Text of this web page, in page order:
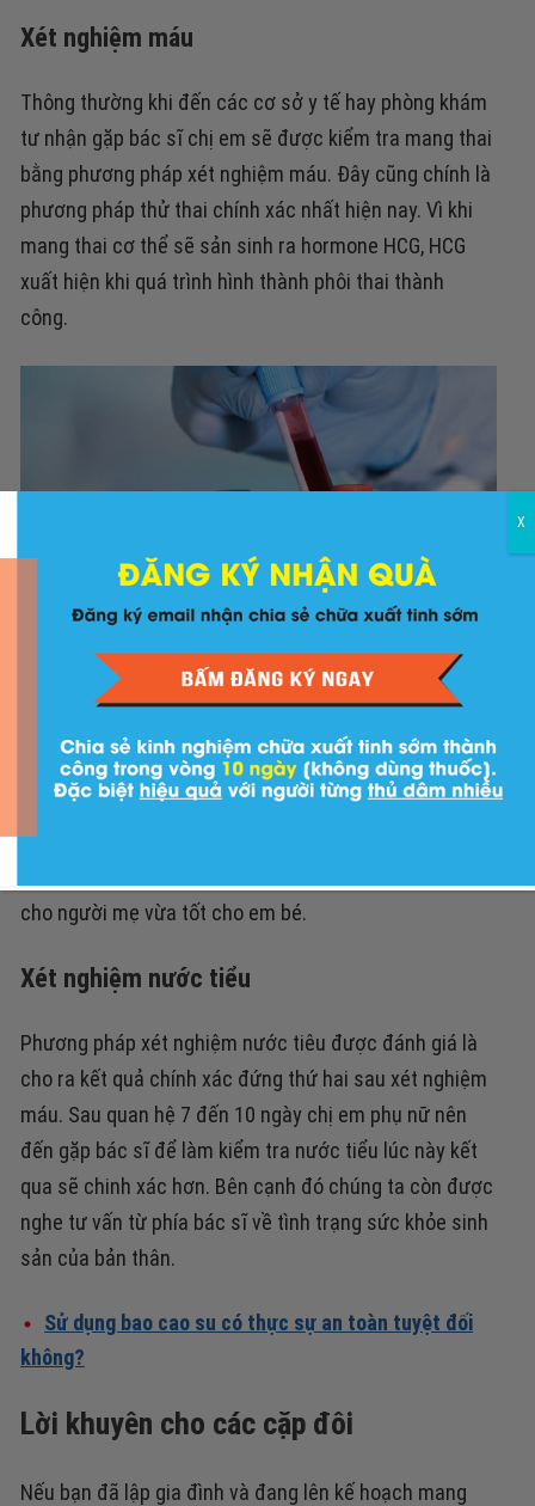
Xét nghiệm máu
Thông thường khi đến các cơ sở y tế hay phòng khám
tư nhận gặp bác sĩ chị em sẽ được kiểm tra mang thai
bằng phương pháp xét nghiệm máu. Đây cũng chính là
phương pháp thử thai chính xác nhất hiện nay. Vì khi
mang thai cơ thể sẽ sản sinh ra hormone HCG, HCG
xuất hiện khi quá trình hình thành phôi thai thành
công.
Xét nghiệm máu là phương pháp có kết quả chính xác nhất
Thông qua quá trình thử máu các bác sĩ có thể kiểm
tra cho mẹ bầu việc mang thai ngoài tử cung, đa thai
hay các trường hợp đặc biệt đối với me bé. Các cặp vợ
cho người mẹ vừa tốt cho em bé.
Xét nghiệm nước tiểu
Phương pháp xét nghiệm nước tiêu được đánh giá là
cho ra kết quả chính xác đứng thứ hai sau xét nghiệm
máu. Sau quan hệ 7 đến 10 ngày chị em phụ nữ nên
đến gặp bác sĩ để làm kiểm tra nước tiểu lúc này kết
qua sẽ chinh xác hơn. Bên cạnh đó chúng ta còn được
nghe tư vấn từ phía bác sĩ về tình trạng sức khỏe sinh
sản của bản thân.
Sử dụng bao cao su có thực sự an toàn tuyệt đối
không?
Lời khuyên cho các cặp đôi
Nếu bạn đã lập gia đình và đang lên kế hoạch mang
X